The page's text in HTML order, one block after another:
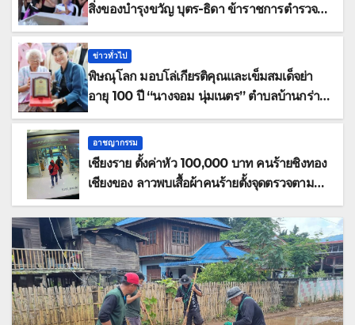
สิ่งของบำรุงขวัญ บุตร-ธิดา ข้าราชการตำรวจ
จังหวัดอุทัยธานี
ข่าวทั่วไป
พิษณุโลก มอบโล่เกียรติคุณและเข็มสมเด็จย่า
อายุ 100 ปี “นางจอม นุ่มเนตร” ตำบลบ้านกร่าง
อำเภอเมือง
อาชญากรรม
เชียงราย ตั้งค่าหัว 100,000 บาท คนร้ายชิงทอง
เชียงของ ลาวพบเสื้อผ้าคนร้ายตั้งจุดตรวจตาม
เส้นทาง